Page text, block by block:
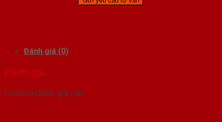
Đánh giá (0)
Đánh giá
Chưa có đánh giá nào.